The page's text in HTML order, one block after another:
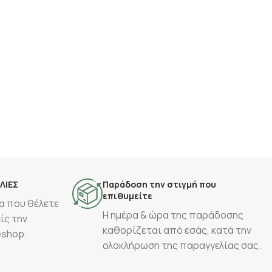
που θέλετε
την
Παράδοση την στιγμή που
επιθυμείτε
Η ημέρα & ώρα της παράδοσης
καθορίζεται από εσάς, κατά την
ολοκλήρωση της παραγγελίας σας.